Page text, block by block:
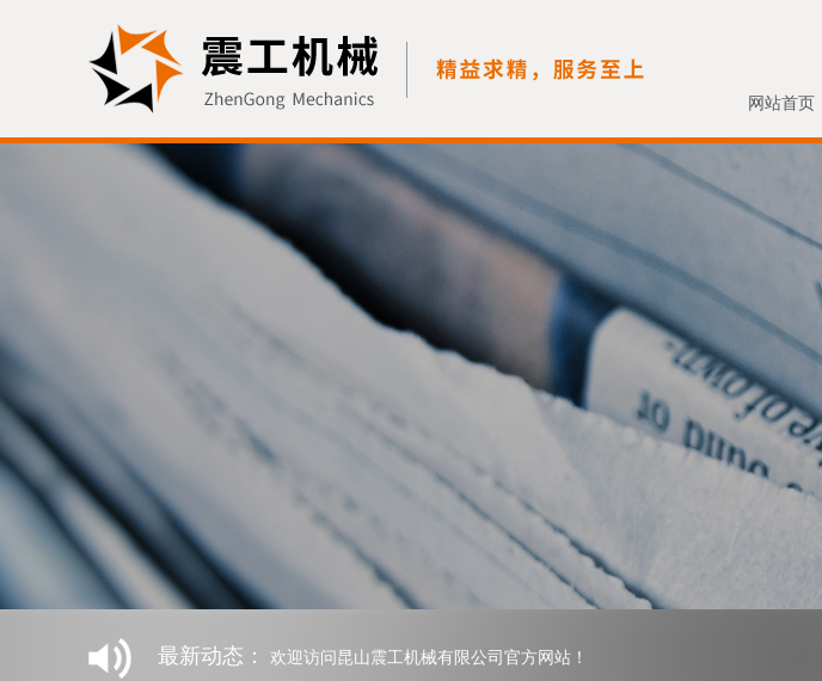
网站首页
最新动态： 欢迎访问昆山震工机械有限公司官方网站！